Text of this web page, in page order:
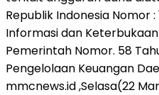
Republik Indonesia Nomor
Informasi dan
Pemerintah Nomor. 58
Pengelolaan Keuangan
mmcnews.id ,Selasa(22